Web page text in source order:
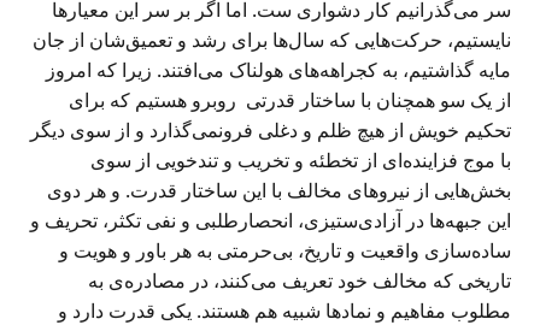
سر می‌گذرانیم کار دشواری ست. اما اگر بر سر این معیارها
نایستیم، حرکت‌هایی که سال‌ها برای رشد و تعمیق‌شان از جان
مایه گذاشتیم، به کجراهه‌های هولناک می‌افتند. زیرا که امروز
از یک سو همچنان با ساختار قدرتی روبرو هستیم که برای
تحکیم خویش از هیچ ظلم و دغلی فرونمی‌گذارد و از سوی دیگر
با موج فزاینده‌ای از تخطئه و تخریب و تندخویی از سوی
بخش‌هایی از نیروهای مخالف با این ساختار قدرت. و هر دوی
این جبهه‌ها در آزادی‌ستیزی، انحصارطلبی و نفی تکثر، تحریف و
ساده‌سازی واقعیت و تاریخ، بی‌حرمتی به هر باور و هویت و
تاریخی که مخالف خود تعریف می‌کنند، در مصادره‌ی به
مطلوب مفاهیم و نمادها شبیه هم هستند. یکی قدرت دارد و